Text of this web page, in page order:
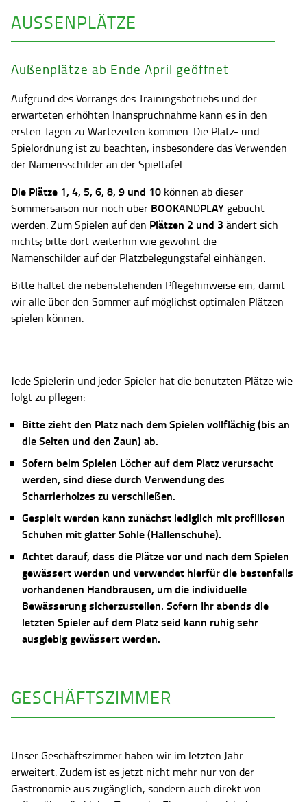
AUSSENPLÄTZE
Außenplätze ab Ende April geöffnet
Aufgrund des Vorrangs des Trainingsbetriebs und der
erwarteten erhöhten Inanspruchnahme kann es in den
ersten Tagen zu Wartezeiten kommen. Die Platz- und
Spielordnung ist zu beachten, insbesondere das Verwenden
der Namensschilder an der Spieltafel.
Die Plätze 1, 4, 5, 6, 8, 9 und 10 können ab dieser
Sommersaison nur noch über BOOKANDPLAY gebucht
werden. Zum Spielen auf den Plätzen 2 und 3 ändert sich
nichts; bitte dort weiterhin wie gewohnt die
Namenschilder auf der Platzbelegungstafel einhängen.
Bitte haltet die nebenstehenden Pflegehinweise ein, damit
wir alle über den Sommer auf möglichst optimalen Plätzen
spielen können.
Jede Spielerin und jeder Spieler hat die benutzten Plätze wie
folgt zu pflegen:
Bitte zieht den Platz nach dem Spielen vollflächig (bis an
die Seiten und den Zaun) ab.
Sofern beim Spielen Löcher auf dem Platz verursacht
werden, sind diese durch Verwendung des
Scharrierholzes zu verschließen.
Gespielt werden kann zunächst lediglich mit profillosen
Schuhen mit glatter Sohle (Hallenschuhe).
Achtet darauf, dass die Plätze vor und nach dem Spielen
gewässert werden und verwendet hierfür die bestenfalls
vorhandenen Handbrausen, um die individuelle
Bewässerung sicherzustellen. Sofern Ihr abends die
letzten Spieler auf dem Platz seid kann ruhig sehr
ausgiebig gewässert werden.
GESCHÄFTSZIMMER
Unser Geschäftszimmer haben wir im letzten Jahr
erweitert. Zudem ist es jetzt nicht mehr nur von der
Gastronomie aus zugänglich, sondern auch direkt von